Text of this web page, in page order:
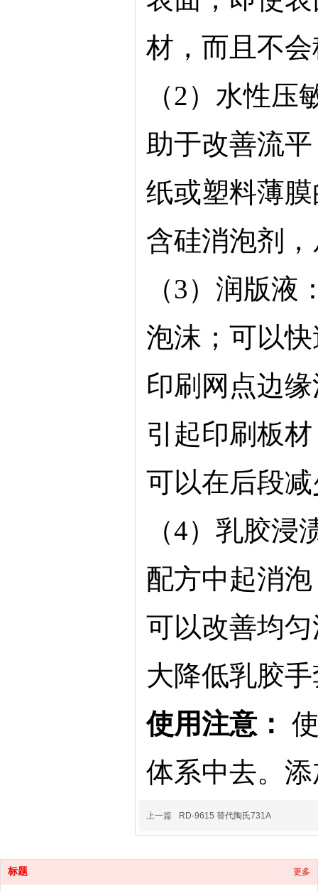
材，而且不
（2）水性压
助于改善流
纸或塑料薄
含硅消泡剂
（3）润版液
泡沫；可以
印刷网点边
引起印刷板
可以在后段
（4）乳胶浸
配方中起消
可以改善均
大降低乳胶
使用注意：
体系中去。
上一篇 RD-9615 替代陶氏731A
标题 更多